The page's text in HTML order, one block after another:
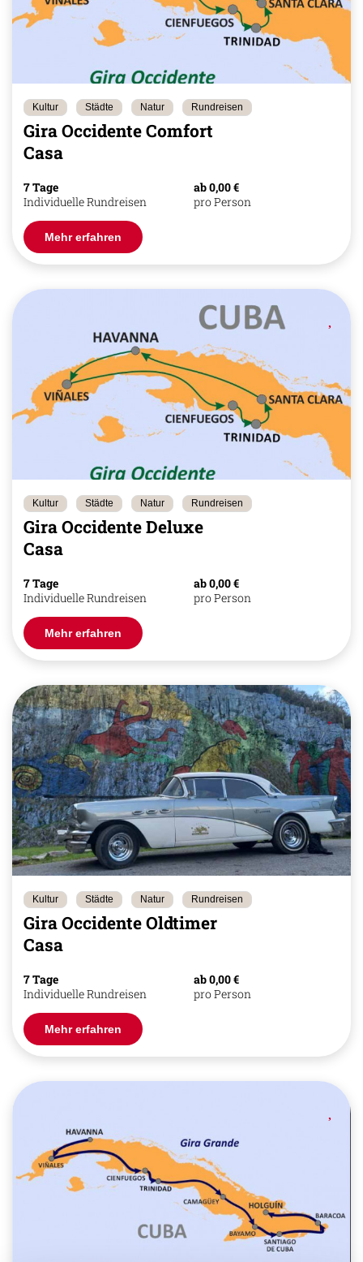
Kultur Städte Natur Rundreisen
Gira Occidente Comfort
Casa
7 Tage
Individuelle Rundreisen
ab 0,00 €
pro Person
Mehr erfahren
Kultur Städte Natur Rundreisen
Gira Occidente Deluxe
Casa
7 Tage
Individuelle Rundreisen
ab 0,00 €
pro Person
Mehr erfahren
Kultur Städte Natur Rundreisen
Gira Occidente Oldtimer
Casa
7 Tage
Individuelle Rundreisen
ab 0,00 €
pro Person
Mehr erfahren